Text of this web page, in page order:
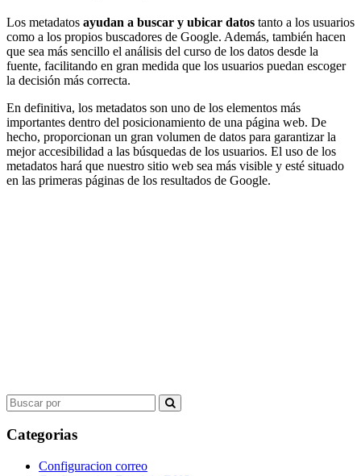
Los metadatos ayudan a buscar y ubicar datos tanto a los usuarios
como a los propios buscadores de Google. Además, también hacen
que sea más sencillo el análisis del curso de los datos desde la
fuente, facilitando en gran medida que los usuarios puedan escoger
la decisión más correcta.
En definitiva, los metadatos son uno de los elementos más
importantes dentro del posicionamiento de una página web. De
hecho, proporcionan un gran volumen de datos para garantizar la
mejor accesibilidad a las búsquedas de los usuarios. El uso de los
metadatos hará que nuestro sitio web sea más visible y esté situado
en las primeras páginas de los resultados de Google.
Search
for:
Categorias
Configuracion correo